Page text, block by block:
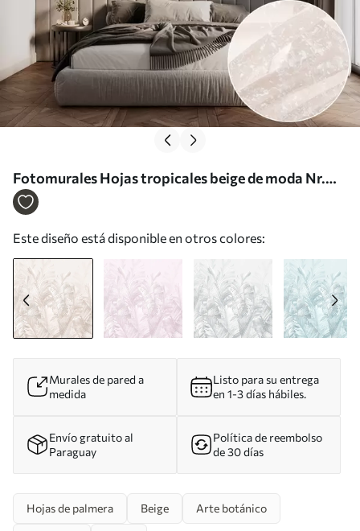
Fotomurales Hojas tropicales beige de moda Nr.
u98951
Este diseño está disponible en otros colores:
Murales de pared a
medida
Listo para su entrega
en 1-3 días hábiles.
Envío gratuito al
Paraguay
Política de reembolso
de 30 días
Hojas de palmera Beige Arte botánico